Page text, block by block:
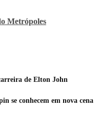
Metrópoles
de Elton John
se conhecem em nova cena